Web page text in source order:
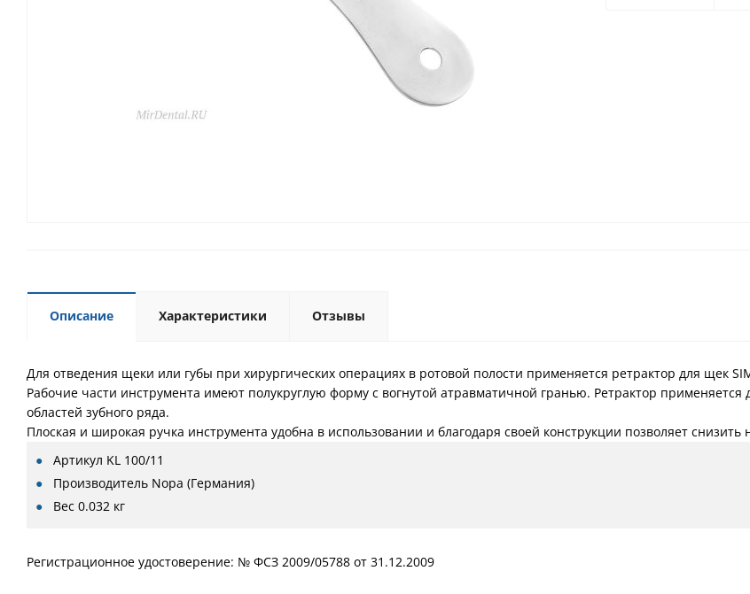
Описание Характеристики Отзывы
Для отведения щеки или губы при хирургических операциях в ротовой полости применяется ретрактор для щек
Рабочие части инструмента имеют полукруглую форму с вогнутой атравматичной гранью. Ретрактор
областей зубного ряда.
Плоская и широкая ручка инструмента удобна в использовании и благодаря своей конструкции позволяет снизить
Артикул KL 100/11
Производитель Nopa (Германия)
Вес 0.032 кг
Регистрационное удостоверение: № ФСЗ 2009/05788 от 31.12.2009